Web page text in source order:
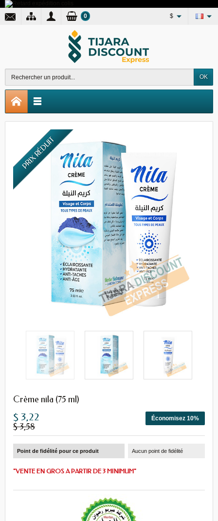
$
OK
0
PRIX RÉDUIT
Crème nila (75 ml)
Économisez 10%
$ 3,22
$ 3,58
Point de fidélité pour ce produit Aucun point de fidélité
"VENTE EN GROS A PARTIR DE 3 MINIMUM"